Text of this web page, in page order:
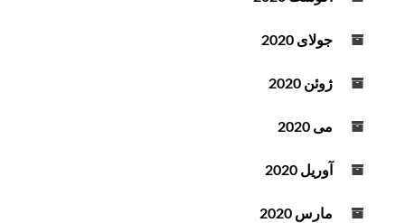
جولای 2020
ژوئن 2020
می 2020
آوریل 2020
مارس 2020